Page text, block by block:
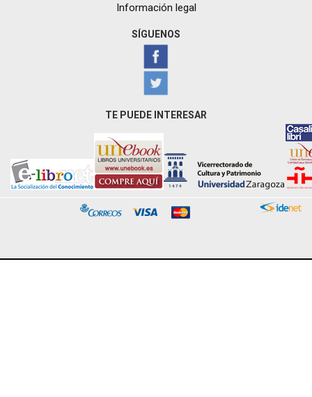
Información legal
SÍGUENOS
TE PUEDE INTERESAR